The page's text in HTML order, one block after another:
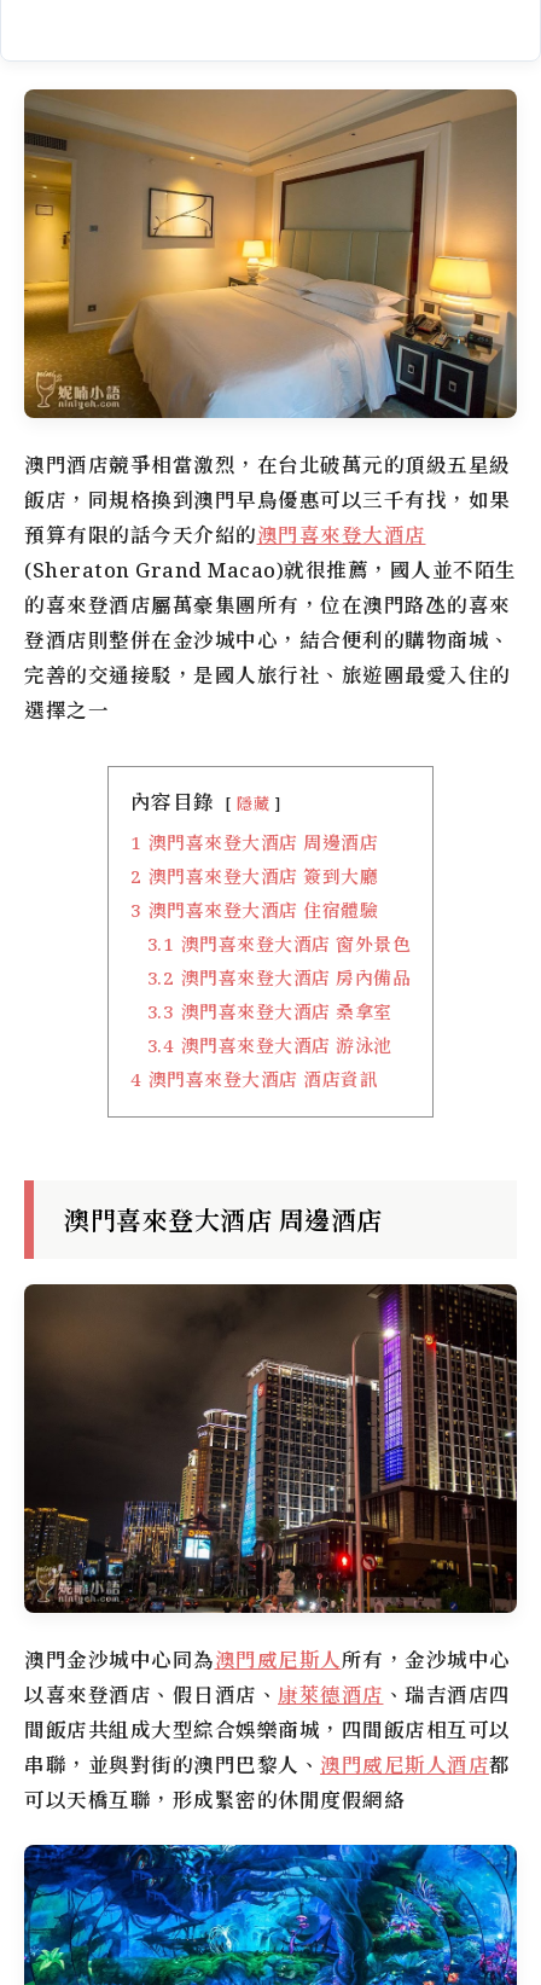
澳門酒店競爭相當激烈，在台北破萬元的頂級五星級
飯店，同規格換到澳門早鳥優惠可以三千有找，如果
預算有限的話今天介紹的澳門喜來登大酒店
(Sheraton Grand Macao)就很推薦，國人並不陌生
的喜來登酒店屬萬豪集團所有，位在澳門路氹的喜來
登酒店則整併在金沙城中心，結合便利的購物商城、
完善的交通接駁，是國人旅行社、旅遊團最愛入住的
選擇之一
內容目錄 隱藏
1 澳門喜來登大酒店 周邊酒店
2 澳門喜來登大酒店 簽到大廳
3 澳門喜來登大酒店 住宿體驗
3.1 澳門喜來登大酒店 窗外景色
3.2 澳門喜來登大酒店 房內備品
3.3 澳門喜來登大酒店 桑拿室
3.4 澳門喜來登大酒店 游泳池
4 澳門喜來登大酒店 酒店資訊
澳門喜來登大酒店 周邊酒店
澳門金沙城中心同為澳門威尼斯人所有，金沙城中心
以喜來登酒店、假日酒店、 康萊德酒店 、瑞吉酒店四
間飯店共組成大型綜合娛樂商城，四間飯店相互可以
串聯，並與對街的澳門巴黎人、 澳門威尼斯人酒店都
可以天橋互聯，形成緊密的休閒度假網絡